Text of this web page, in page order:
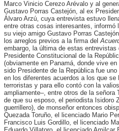
Marco Vinicio Cerezo Arévalo y al
Gustavo Porras Castejón, al ex
Álvaro Arzú, cuya entrevista estuvo
entre otras cosas interesantes, informó
su viejo amigo Gustavo Porras
los arreglos previos a la firma del
embargo, la última de estas
Presidente Constitucional de la
(obviamente en Panamá, donde vive
sido Presidente de la República fue
en los diferentes acuerdos a los que se
terroristas y para ello contó con la
ampliamente–, entre otros de la señora
de que su esposo, el periodista Isidoro
guerrillero), de monseñor entonces
Quezada Toruño, el licenciado Mario
Francisco Luis Gordillo, el licenciado